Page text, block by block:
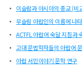
이슬람과 아시아의 종교 (비
무슬림 아랍인의 이름에 나
ACTFL 아랍어 숙달 지침과
고대 문법학자들의 아랍어
아랍 서민이야기 문학 연구